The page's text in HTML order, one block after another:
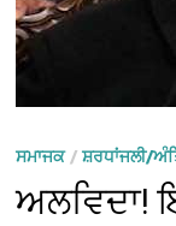
ਸਮਾਜਕ/ਸ਼ਰਧਾਂਜਲੀ/
ਅਲਵਿਦਾ!